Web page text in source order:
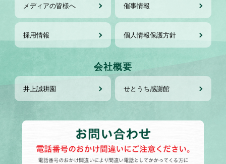
メディアの皆様へ 催事情報
採用情報 個人情報保護方針
会社概要
井上誠耕園 せとうち感謝館